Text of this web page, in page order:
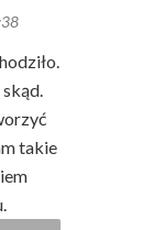
takie